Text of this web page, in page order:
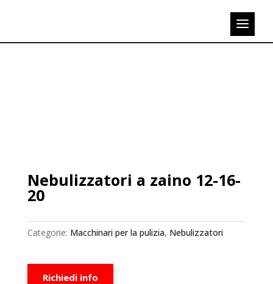
Nebulizzatori a zaino 12-16-
20
Categorie: Macchinari per la pulizia, Nebulizzatori
Richiedi info